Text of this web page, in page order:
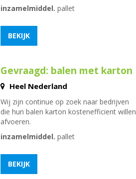
inzamelmiddel. pallet
BEKIJK
Gevraagd: balen met karton
Heel Nederland
Wij zijn continue op zoek naar bedrijven
die hun balen karton kostenefficient willen
afvoeren.
inzamelmiddel. pallet
BEKIJK